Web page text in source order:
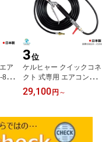
ア
801
除
務
3位
ケルヒャー クイックコネ
クト 式専用 エアコン洗
浄 ノズル ガン キット 6
～30m 【業務用エアコン
式 高圧ホースは 特注 ス
リムタイプ 内径 5mm ね
じ G1/4 ワンタッチカプ
29,100 円 ～